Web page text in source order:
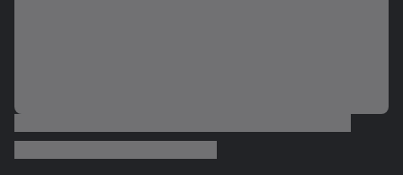
engravidar, mulher se emociona...